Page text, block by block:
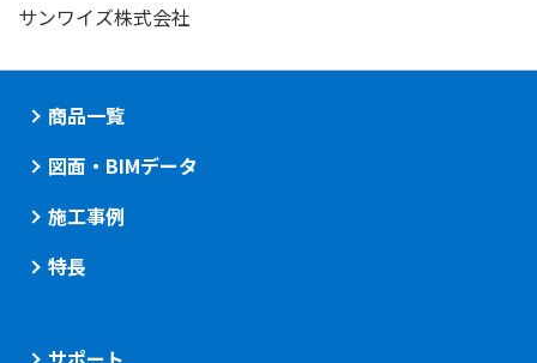
サンワイズ株式会社
商品一覧
図面・BIMデータ
施工事例
特長